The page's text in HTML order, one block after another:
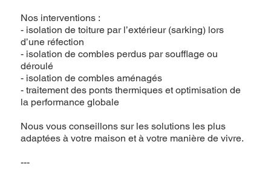
Nos interventions :
- isolation de toiture par l’extérieur (sarking) lors
d’une réfection
- isolation de combles perdus par soufflage ou
déroulé
- isolation de combles aménagés
- traitement des ponts thermiques et optimisation de
la performance globale
Nous vous conseillons sur les solutions les plus
adaptées à votre maison et à votre manière de vivre.
---